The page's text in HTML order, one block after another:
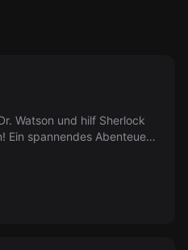
Watson und hilf Sherlock
Ein spannendes Abenteuer